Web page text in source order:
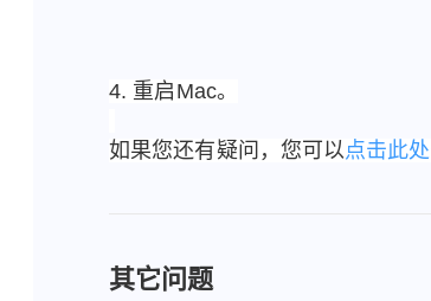
4. 重启Mac。
如果您还有疑问，您可以点击此处
其它问题